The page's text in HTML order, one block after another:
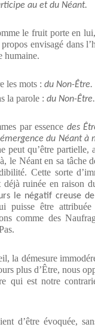
au et du Néant.
le fruit porte en
envisagé dans
humaine.
les mots : du Non-Être.
la parole : du Non-Être.
par essence des
émergence du Néant à
peut qu’être partielle,
le Néant en sa tâche
Cette sorte
déjà ruinée en raison
le négatif creuse
puisse être
comme des
la démesure
plus d’Être, nous
qui est notre
d’être évoquée,